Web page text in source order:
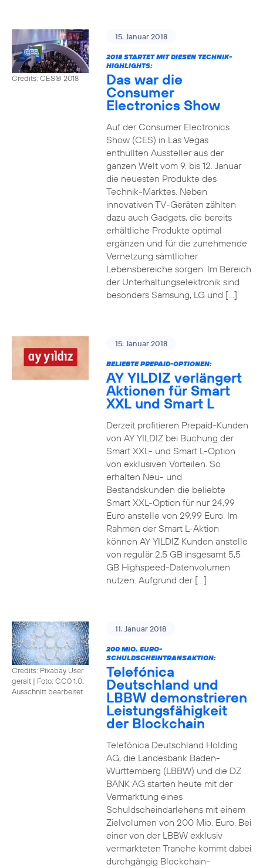
Credits: CES® 2018
15. Januar 2018
2018 STARTET MIT DIESEN TECHNIK-
HIGHLIGHTS:
Das war die
Consumer
Electronics Show
Auf der Consumer Electronics
Show (CES) in Las Vegas
enthüllten Aussteller aus der
ganzen Welt vom 9. bis 12. Januar
die neuesten Produkte des
Technik-Marktes. Neben
innovativen TV-Geräten zählten
dazu auch Gadgets, die bereits
erhältliche Produkte optimal
ergänzen und für die zunehmende
Vernetzung sämtlicher
Lebensbereiche sorgen. Im Bereich
der Unterhaltungselektronik sind
besonders Samsung, LG und […]
15. Januar 2018
BELIEBTE PREPAID-OPTIONEN:
AY YILDIZ verlängert
Aktionen für Smart
XXL und Smart L
Derzeit profitieren Prepaid-Kunden
von AY YILDIZ bei Buchung der
Smart XXL- und Smart L-Option
von exklusiven Vorteilen. So
erhalten Neu- und
Bestandskunden die beliebte
Smart XXL-Option für nur 24,99
Euro anstelle von 29,99 Euro. Im
Rahmen der Smart L-Aktion
können AY YILDIZ Kunden anstelle
von regulär 2,5 GB insgesamt 5,5
GB Highspeed-Datenvolumen
nutzen. Aufgrund der […]
Credits: Pixabay User
geralt | Foto: CC0 1.0,
Ausschnitt bearbeitet
11. Januar 2018
200 MIO. EURO-
SCHULDSCHEINTRANSAKTION:
Telefónica
Deutschland und
LBBW demonstrieren
Leistungsfähigkeit
der Blockchain
Telefónica Deutschland Holding
AG, die Landesbank Baden-
Württemberg (LBBW) und die DZ
BANK AG starten heute mit der
Vermarktung eines
Schuldscheindarlehens mit einem
Zielvolumen von 200 Mio. Euro. Bei
einer von der LBBW exklusiv
vermarkteten Tranche kommt dabei
durchgängig Blockchain-